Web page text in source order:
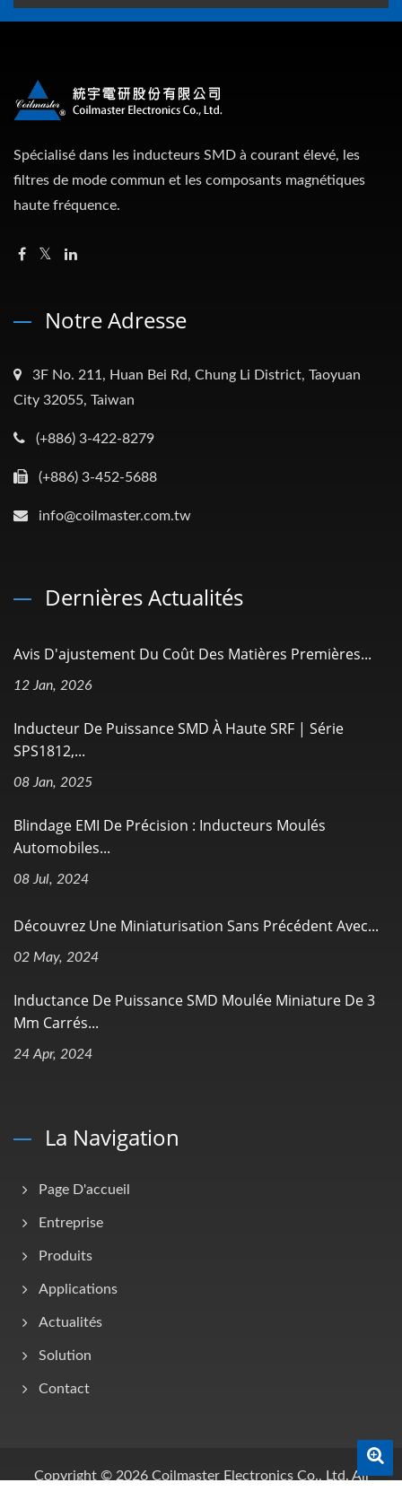
0
Spécialisé dans les inducteurs SMD à courant élevé, les
filtres de mode commun et les composants magnétiques
haute fréquence.
Notre Adresse
3F No. 211, Huan Bei Rd, Chung Li District, Taoyuan
City 32055, Taiwan
(+886) 3-422-8279
(+886) 3-452-5688
info@coilmaster.com.tw
Dernières Actualités
Avis D'ajustement Du Coût Des Matières Premières...
12 Jan, 2026
Inducteur De Puissance SMD À Haute SRF | Série
SPS1812,...
08 Jan, 2025
Blindage EMI De Précision : Inducteurs Moulés
Automobiles...
08 Jul, 2024
Découvrez Une Miniaturisation Sans Précédent Avec...
02 May, 2024
Inductance De Puissance SMD Moulée Miniature De 3
Mm Carrés...
24 Apr, 2024
La Navigation
Page D'accueil
Entreprise
Produits
Applications
Actualités
Solution
Contact
Copyright © 2026 Coilmaster Electronics Co., Ltd. All